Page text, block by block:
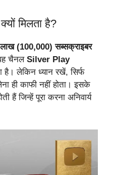
मिलता है?
(100,000) सब्सक्राइबर
चैनल Silver Play
है। लेकिन ध्यान रखें, सिर्फ
ही काफी नहीं होता। इसके
हैं जिन्हें पूरा करना अनिवार्य